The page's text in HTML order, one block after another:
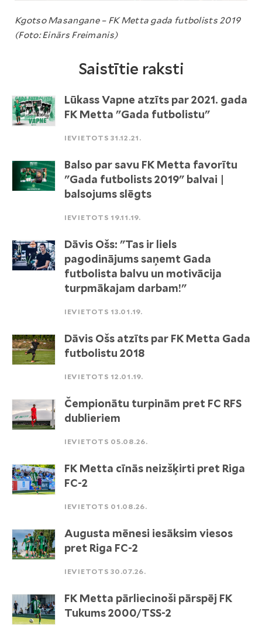
Kgotso Masangane – FK Metta gada futbolists 2019
(Foto: Einārs Freimanis)
Saistītie raksti
Lūkass Vapne atzīts par 2021. gada
FK Metta "Gada futbolistu"
IEVIETOTS 31.12.21.
Balso par savu FK Metta favorītu
"Gada futbolists 2019" balvai |
balsojums slēgts
IEVIETOTS 19.11.19.
Dāvis Ošs: "Tas ir liels
pagodinājums saņemt Gada
futbolista balvu un motivācija
turpmākajam darbam!"
IEVIETOTS 13.01.19.
Dāvis Ošs atzīts par FK Metta Gada
futbolistu 2018
IEVIETOTS 12.01.19.
Čempionātu turpinām pret FC RFS
dublieriem
IEVIETOTS 05.08.26.
FK Metta cīnās neizšķirti pret Riga
FC-2
IEVIETOTS 01.08.26.
Augusta mēnesi iesāksim viesos
pret Riga FC-2
IEVIETOTS 30.07.26.
FK Metta pārliecinoši pārspēj FK
Tukums 2000/TSS-2